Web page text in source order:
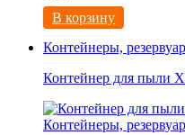
В корзину
Контейнеры,
Контейнер для пыли
Контейнеры,